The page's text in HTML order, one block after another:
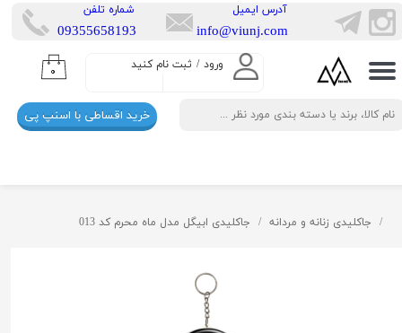
ورود / ثبت نام کنید
حساب کاربری من
تغییر گذر واژه
سفارشات
۰
​شماره تلفن
​​09355658193
​آدرس ایمیل
info@viunj.com
خرید اقساطی با اسنپ پی
جاکلیدی زنانه و مردانه جاکلیدی ابیگل مدل ماه محرم کد 013